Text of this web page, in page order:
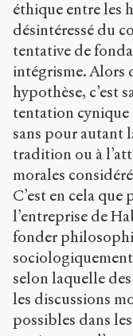
éthique entre les
désintéressé du
tentative de
intégrisme. Alors
hypothèse, c’est
tentation
sans pour autant
tradition ou à
morales
C’est en cela
l’entreprise de
fonder
selon laquelle
les discussions
possibles dans